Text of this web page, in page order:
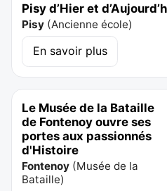
Pisy d’Hier et
Pisy (Ancienne école)
En savoir plus
Le Musée de la Bataille
de Fontenoy ouvre ses
portes aux passionnés
d'Histoire
Fontenoy (Musée de la
Bataille)